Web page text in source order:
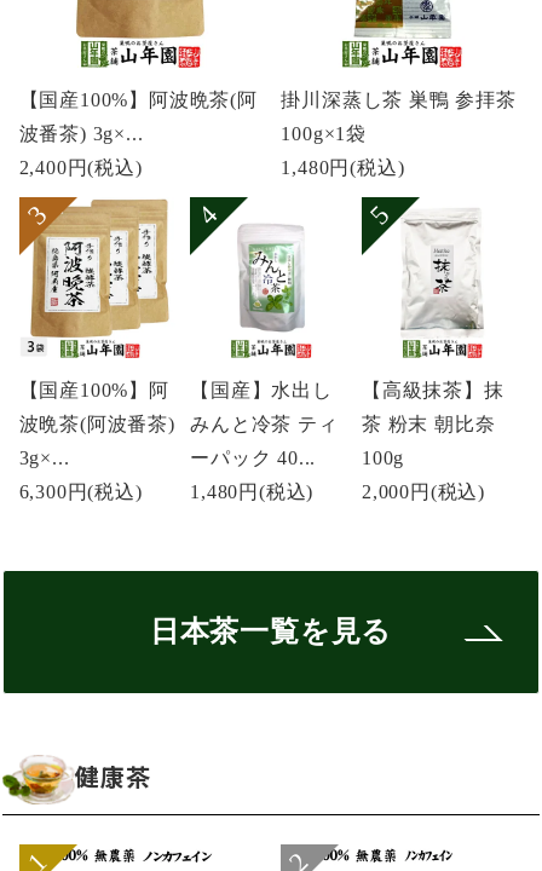
【国産100%】阿波晩茶(阿
波番茶) 3g×...
2,400円(税込)
掛川深蒸し茶 巣鴨 参拝茶
100g×1袋
1,480円(税込)
【国産100%】阿
波晩茶(阿波番茶)
3g×...
6,300円(税込)
【国産】水出し
みんと冷茶 ティ
ーパック 40...
1,480円(税込)
【高級抹茶】抹
茶 粉末 朝比奈
100g
2,000円 (税込)
日本茶一覧を見る
健康茶